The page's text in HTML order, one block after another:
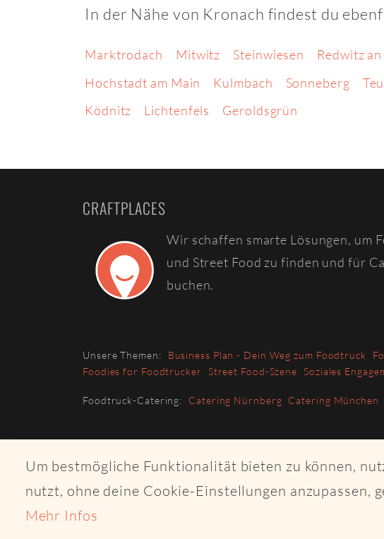
Um bestmögliche Funktionalität bieten zu können,
nutzt, ohne deine Cookie-Einstellungen anzupassen,
Mehr Infos
In der Nähe von Kronach findest du
Marktrodach Mitwitz Steinwiesen Redwitz
Hochstadt am Main
Kulmbach Sonneberg
Ködnitz
Lichtenfels Geroldsgrün
CRAFTPLACES
Wir schaffen smarte Lösungen, um
und Street Food zu finden und für
buchen.
Unsere Themen: Business Plan - Dein Weg zum Foodtruck
Foodies for Foodtrucker
Street Food-Szene Soziales
Foodtruck-Catering: Catering Nürnberg Catering München